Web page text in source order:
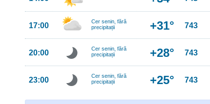
17:00
Cer senin, fără
precipitații
+31° 743
20:00
Cer senin, fără
precipitații
+28° 743
23:00
Cer senin, fără
precipitații
+25° 743